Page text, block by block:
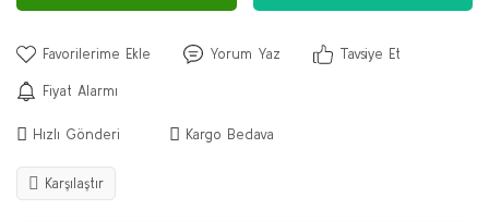
Yorum Yaz Tavsiye Et
Fiyat Alarmı
Hızlı Gönderi Kargo Bedava
Karşılaştır